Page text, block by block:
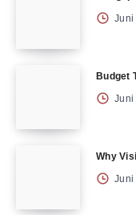
Juni
Budget
Juni
Why
Juni